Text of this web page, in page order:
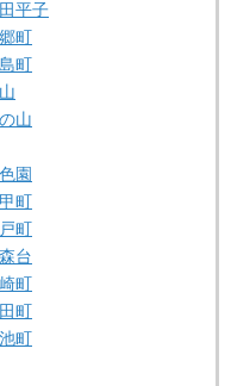
平子
町
町
山
園
町
町
台
町
町
町